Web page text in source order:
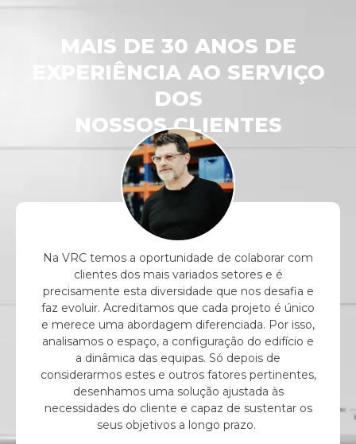
MAIS DE 30 ANOS DE
EXPERIÊNCIA AO SERVIÇO
DOS
NOSSOS CLIENTES
Na VRC temos a oportunidade de colaborar com
clientes dos mais variados setores e é
precisamente esta diversidade que nos desafia e
faz evoluir. Acreditamos que cada projeto é único
e merece uma abordagem diferenciada. Por isso,
analisamos o espaço, a configuração do edifício e
a dinâmica das equipas. Só depois de
considerarmos estes e outros fatores pertinentes,
desenhamos uma solução ajustada às
necessidades do cliente e capaz de sustentar os
seus objetivos a longo prazo.